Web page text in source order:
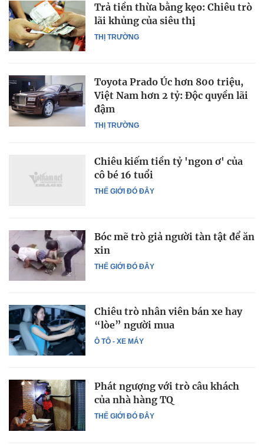
THỊ TRƯỜNG
Trả tiền thừa bằng kẹo: Chiêu trò
lãi khủng của siêu thị
THỊ TRƯỜNG
Toyota Prado Úc hơn 800 triệu,
Việt Nam hơn 2 tỷ: Độc quyền lãi
đậm
THẾ GIỚI ĐÓ ĐÂY
Chiêu kiếm tiền tỷ 'ngon ơ' của
cô bé 16 tuổi
THẾ GIỚI ĐÓ ĐÂY
Bóc mẽ trò giả người tàn tật để ăn
xin
Ô TÔ - XE MÁY
Chiêu trò nhân viên bán xe hay
“lòe” người mua
THẾ GIỚI ĐÓ ĐÂY
Phát ngượng với trò câu khách
của nhà hàng TQ